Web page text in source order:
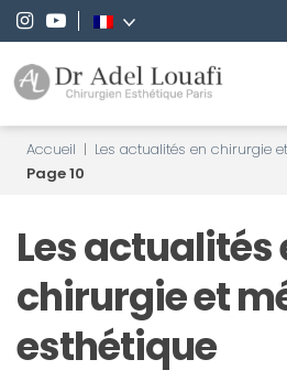
Accueil | Les actualités en chirurgie
Page 10
Les actualités
chirurgie et
esthétique